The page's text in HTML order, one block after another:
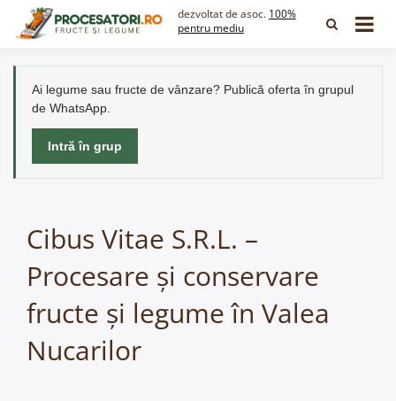
dezvoltat de asoc. 100%
pentru mediu
Ai legume sau fructe de vânzare? Publică oferta în grupul
de WhatsApp.
Intră în grup
Cibus Vitae S.R.L. –
Procesare și conservare
fructe și legume în Valea
Nucarilor